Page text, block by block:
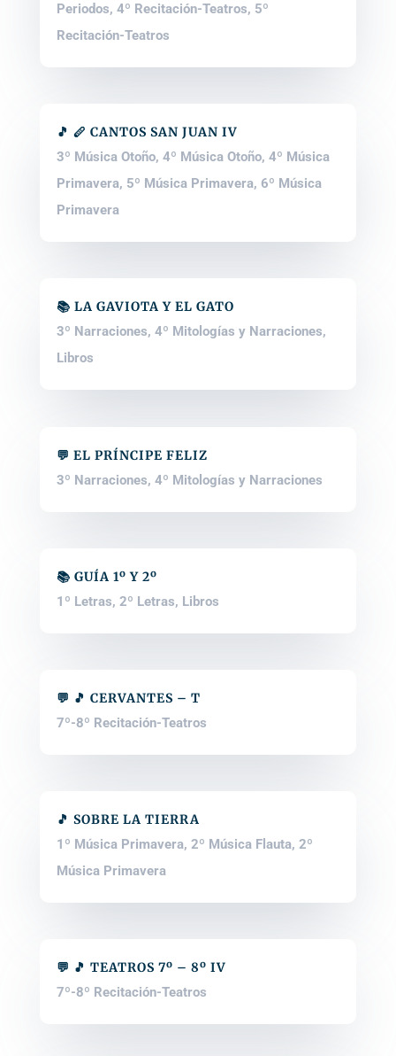
Periodos, 4º Recitación-Teatros, 5º
Recitación-Teatros
🎵 🪈 CANTOS SAN JUAN IV
3º Música Otoño, 4º Música Otoño, 4º Música
Primavera, 5º Música Primavera, 6º Música
Primavera
📚 LA GAVIOTA Y EL GATO
3º Narraciones, 4º Mitologías y Narraciones,
Libros
💬 EL PRÍNCIPE FELIZ
3º Narraciones, 4º Mitologías y Narraciones
📚 GUÍA 1º Y 2º
1º Letras, 2º Letras, Libros
💬 🎵 CERVANTES – T
7º-8º Recitación-Teatros
🎵 SOBRE LA TIERRA
1º Música Primavera, 2º Música Flauta, 2º
Música Primavera
💬 🎵 TEATROS 7º – 8º IV
7º-8º Recitación-Teatros